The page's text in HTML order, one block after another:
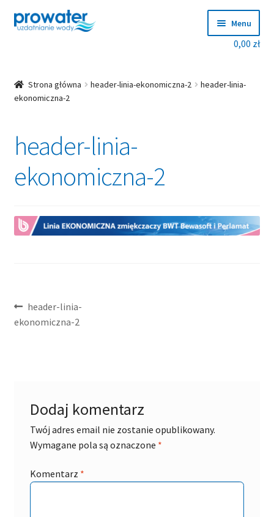
Przejdź
do
Przejdź
do
Menu
Rozwiń
Producenci
Rozwiń
Blog
O nas
Kontakt
0,00 zł
Strona główna header-linia-ekonomiczna-2
header-linia-
ekonomiczna-2
header-linia-
ekonomiczna-2
Nawigacja
wpisu
Poprzedni
wpis:
header-linia-
ekonomiczna-2
Dodaj komentarz
Twój adres email nie zostanie opublikowany.
Wymagane pola są oznaczone *
Komentarz *